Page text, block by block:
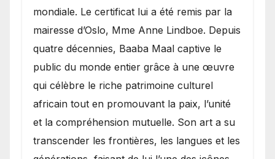
mondiale. Le certificat lui a été remis par la
mairesse d’Oslo, Mme Anne Lindboe. Depuis
quatre décennies, Baaba Maal captive le
public du monde entier grâce à une œuvre
qui célèbre le riche patrimoine culturel
africain tout en promouvant la paix, l’unité
et la compréhension mutuelle. Son art a su
transcender les frontières, les langues et les